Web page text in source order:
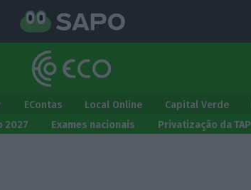
EContas Local Online Capital Verde
2027 Exames nacionais Privatização da TAP